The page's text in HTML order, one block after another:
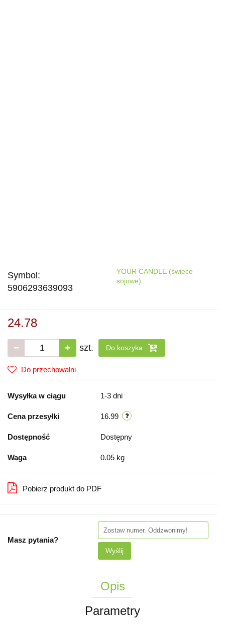
Symbol:
5906293639093
YOUR CANDLE (świece
sojowe)
24.78
szt. Do koszyka
Do przechowalni
Wysyłka w ciągu 1-3 dni
Cena przesyłki 16.99
Dostępność Dostępny
Waga 0.05 kg
Pobierz produkt do PDF
Masz pytania?
Wyślij
Opis
Parametry